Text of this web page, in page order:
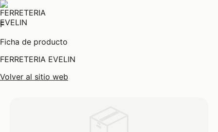
F
Ficha de producto
FERRETERIA EVELIN
Volver al sitio web